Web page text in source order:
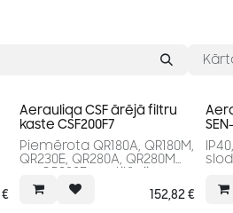
€
Aerauliqa CSF ārējā filtru
kaste CSF200F7
Piemērota QR180A, QR180M,
QR230E, QR280A, QR280M
un QR280E ventilācijas
iekārtām.
152,82€